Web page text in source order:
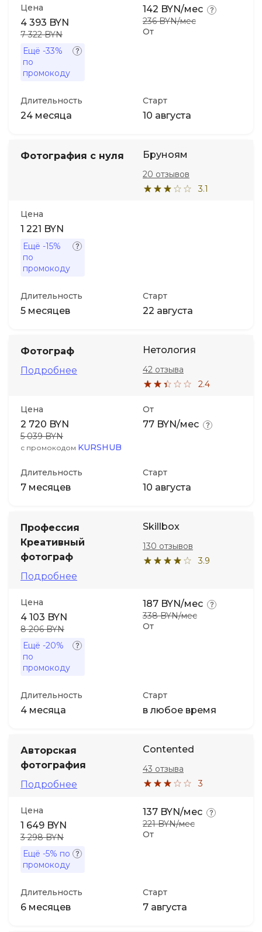
Цена
4 393 BYN
7 322 BYN
Ещё -33%
по
промокоду
От
142 BYN/мес
236 BYN/мес
Длительность
24 месяца
Старт
10 августа
Фотография с нуля Бруноям
3.1
20 отзывов
Цена
1 221 BYN
Ещё -15%
по
промокоду
Длительность
5 месяцев
Старт
22 августа
Фотограф
Подробнее
Нетология
2.4
42 отзыва
Цена
2 720 BYN
5 039 BYN
с промокодом KURSHUB
От
77 BYN/мес
Длительность
7 месяцев
Старт
10 августа
Профессия
Креативный
фотограф
Подробнее
Skillbox
3.9
130 отзывов
Цена
4 103 BYN
8 206 BYN
Ещё -20%
по
промокоду
От
187 BYN/мес
338 BYN/мес
Длительность
4 месяца
Старт
в любое время
Авторская
фотография
Подробнее
Contented
3
43 отзыва
Цена
1 649 BYN
3 298 BYN
Ещё -5% по
промокоду
От
137 BYN/мес
221 BYN/мес
Длительность
6 месяцев
Старт
7 августа